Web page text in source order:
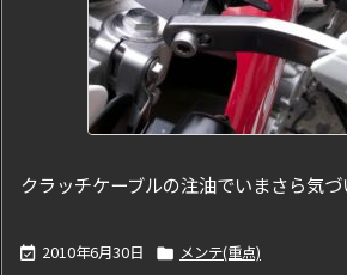
クラッチケーブルの注油でいまさら気
 2010年6月30日  メンテ(重点)